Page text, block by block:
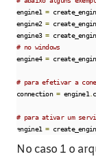
engine1 =
engine2 =
engine3 =
# no windows
engine4 =
# para efetivar a
connection = engine1
# para ativar um
engine1 =
No caso 1 o